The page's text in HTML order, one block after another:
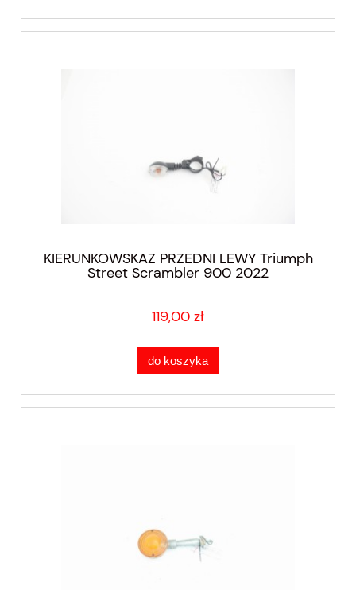
KIERUNKOWSKAZ PRZEDNI LEWY Triumph
Street Scrambler 900 2022
119,00 zł
do koszyka